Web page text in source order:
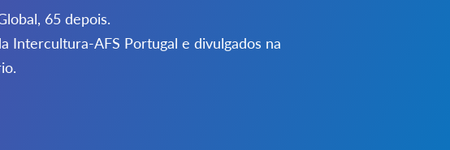
65 depois.
Intercultura-AFS Portugal e divulgados na